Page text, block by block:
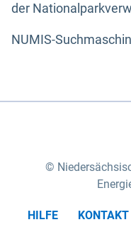
der
NUMIS-
HILFE KONTAKT